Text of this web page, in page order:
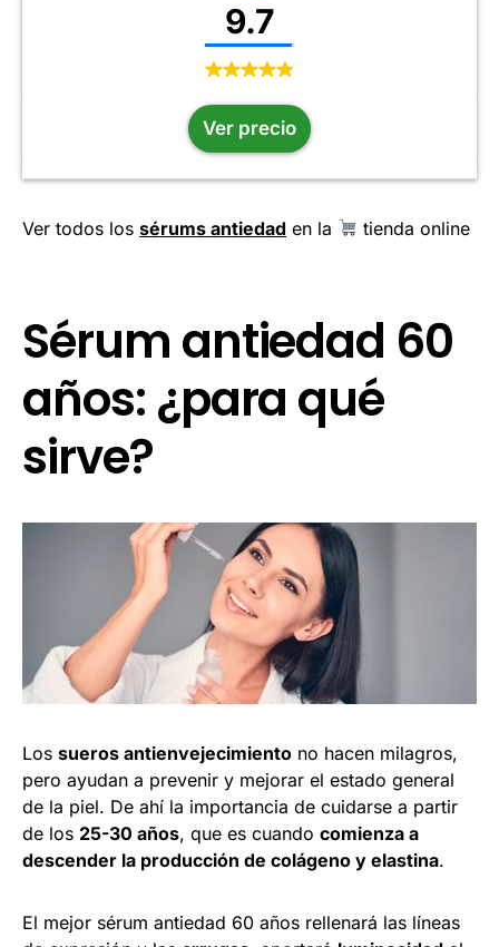
9.7
Ver precio
Ver todos los sérums antiedad en la tienda online
Sérum antiedad 60
años: ¿para qué
sirve?
Los sueros antienvejecimiento no hacen milagros,
pero ayudan a prevenir y mejorar el estado general
de la piel. De ahí la importancia de cuidarse a partir
de los 25-30 años, que es cuando comienza a
descender la producción de colágeno y elastina.
El mejor sérum antiedad 60 años rellenará las líneas